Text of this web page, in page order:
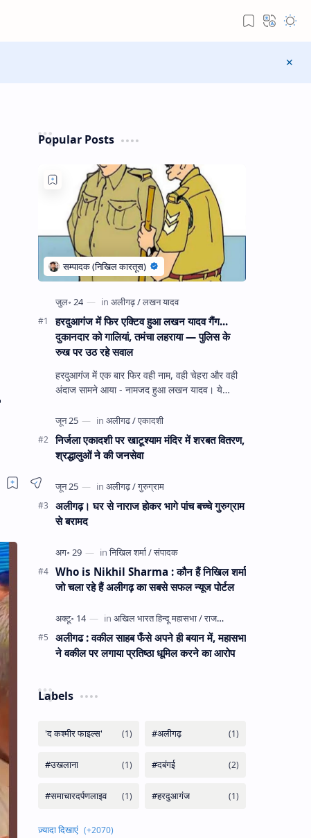
Popular Posts
हरदुआगंज में फिर एक्टिव हुआ लखन यादव गैंग...
दुकानदार को गालियां, तमंचा लहराया — पुलिस के
रुख पर उठ रहे सवाल
हरदुआगंज में एक बार फिर वही नाम, वही चेहरा और वही
अंदाज सामने आया - नामजद हुआ लखन यादव। ये
घंटे हव…
निर्जला एकादशी पर खाटूश्याम मंदिर में शरबत वितरण,
श्रद्धालुओं ने की जनसेवा
अलीगढ़। घर से नाराज होकर भागे पांच बच्चे गुरुग्राम
से बरामद
Who is Nikhil Sharma : कौन हैं निखिल शर्मा
जो चला रहे हैं अलीगढ़ का सबसे सफल न्यूज पोर्टल
अलीगढ : वकील साहब फँसे अपने ही बयान में, महासभा
ने वकील पर लगाया प्रतिष्ठा धूमिल करने का आरोप
Labels